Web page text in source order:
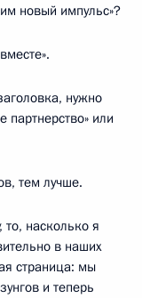
новый импульс»?
нужно
партнерство» или
тем лучше.
то, насколько я
в наших
страница: мы
и теперь